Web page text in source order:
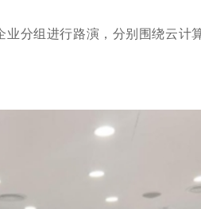
分组进行路演，分别围绕云计